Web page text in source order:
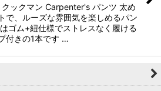
ックマン Carpenter's パンツ 太め
で、ルーズな雰囲気を楽しめるパン
ゴム+紐仕様でストレスなく履ける
付きの1本です …